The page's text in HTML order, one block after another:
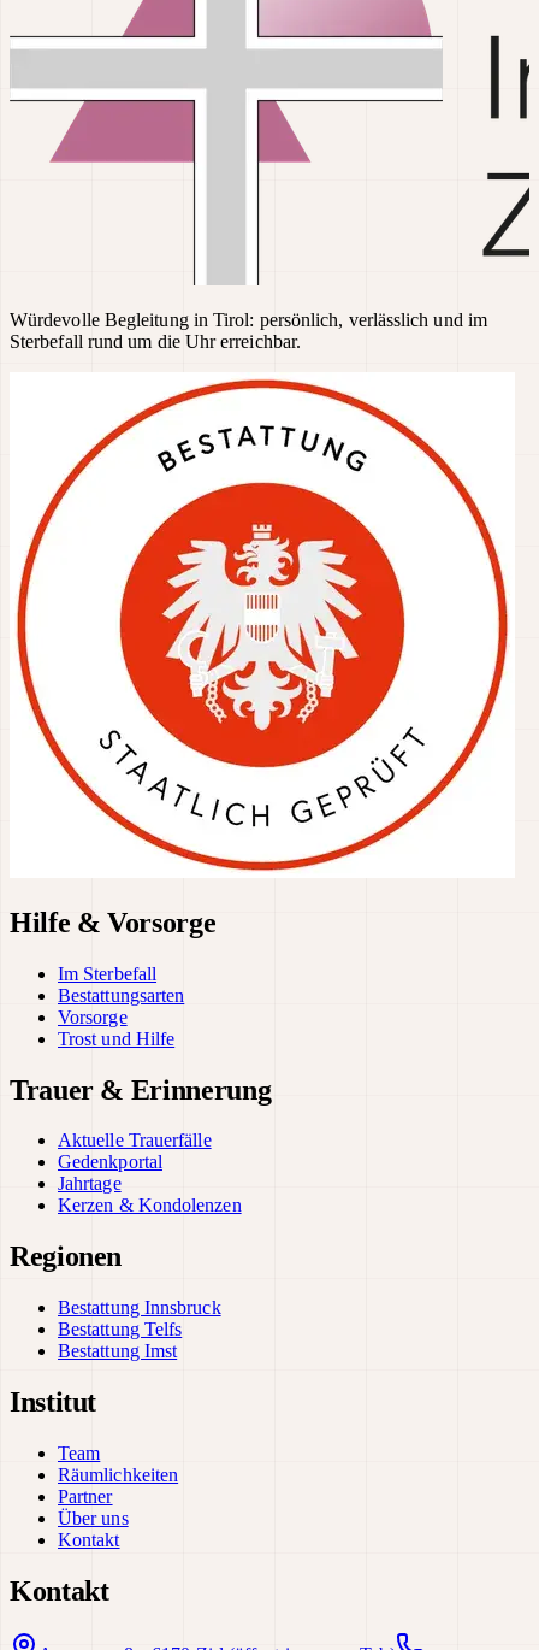
Würdevolle Begleitung in Tirol: persönlich, verlässlich und im
Sterbefall rund um die Uhr erreichbar.
Hilfe & Vorsorge
Im Sterbefall
Bestattungsarten
Vorsorge
Trost und Hilfe
Trauer & Erinnerung
Aktuelle Trauerfälle
Gedenkportal
Jahrtage
Kerzen & Kondolenzen
Regionen
Bestattung Innsbruck
Bestattung Telfs
Bestattung Imst
Institut
Team
Räumlichkeiten
Partner
Über uns
Kontakt
Kontakt